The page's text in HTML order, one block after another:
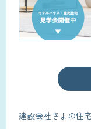
建設会社さまの住